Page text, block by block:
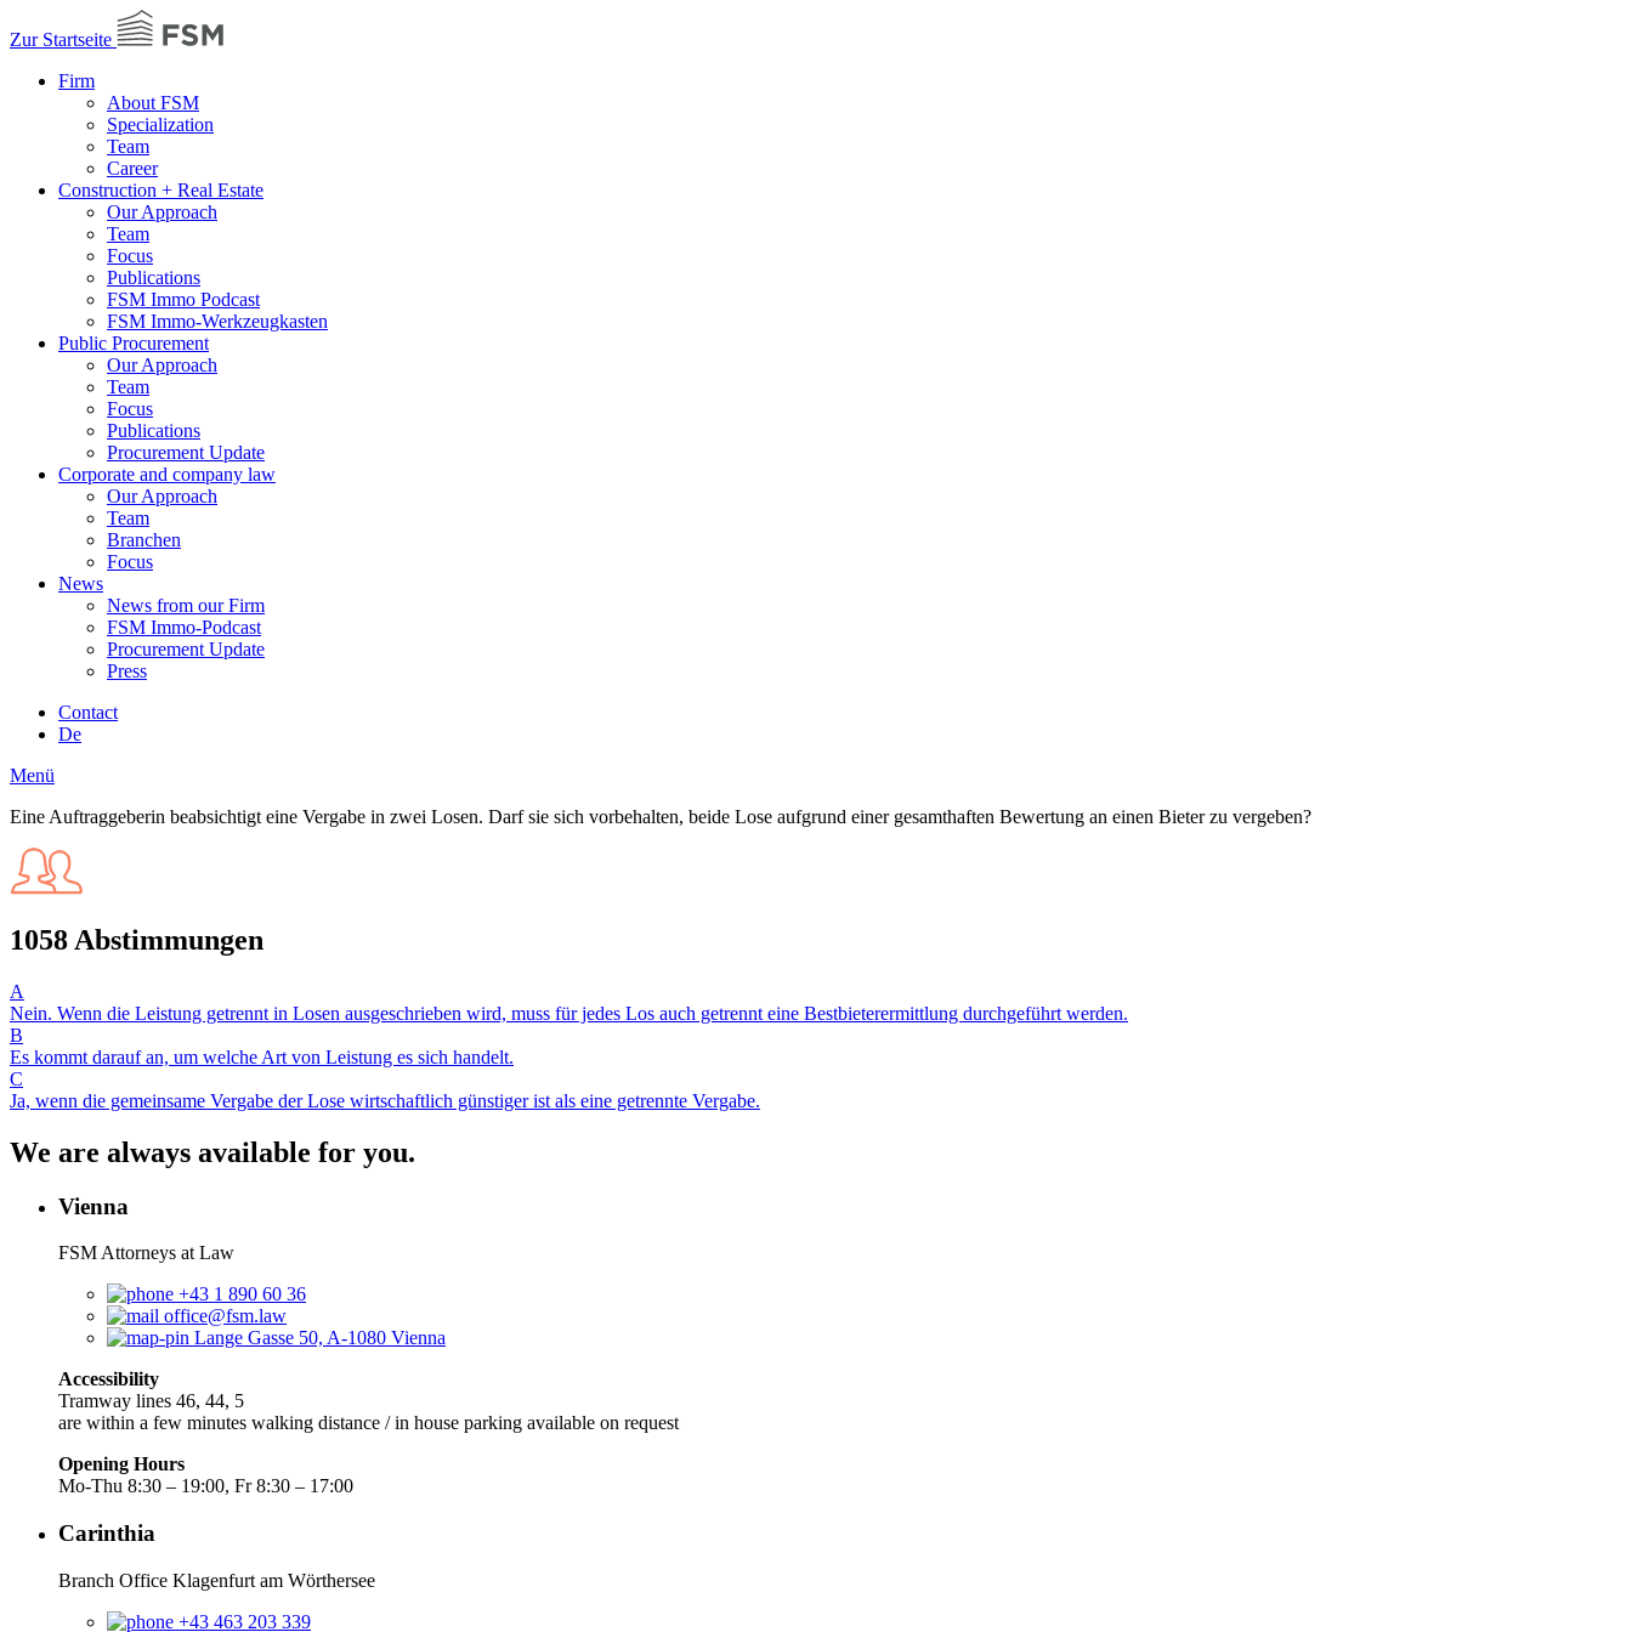
Zur Startseite
Firm
About FSM
Specialization
Team
Career
Construction + Real Estate
Our Approach
Team
Focus
Publications
FSM Immo Podcast
FSM Immo-Werkzeugkasten
Public Procurement
Our Approach
Team
Focus
Publications
Procurement Update
Corporate and company law
Our Approach
Team
Branchen
Focus
News
News from our Firm
FSM Immo-Podcast
Procurement Update
Press
Contact
De
Menü
Eine Auftraggeberin beabsichtigt eine Vergabe in zwei Losen. Darf sie sich vorbehalten, beide Lose aufgrund einer gesamthaften Bewertung an einen Bieter zu vergeben?
1058 Abstimmungen
A
Nein. Wenn die Leistung getrennt in Losen ausgeschrieben wird, muss für jedes Los auch getrennt eine Bestbieterermittlung durchgeführt werden.
B
Es kommt darauf an, um welche Art von Leistung es sich handelt.
C
Ja, wenn die gemeinsame Vergabe der Lose wirtschaftlich günstiger ist als eine getrennte Vergabe.
We are always available for you.
Vienna
FSM Attorneys at Law
+43 1 890 60 36
office@fsm.law
Lange Gasse 50, A-1080 Vienna
Accessibility
Tramway lines 46, 44, 5
are within a few minutes walking distance / in house parking available on request
Opening Hours
Mo-Thu 8:30 – 19:00, Fr 8:30 – 17:00
Carinthia
Branch Office Klagenfurt am Wörthersee
+43 463 203 339